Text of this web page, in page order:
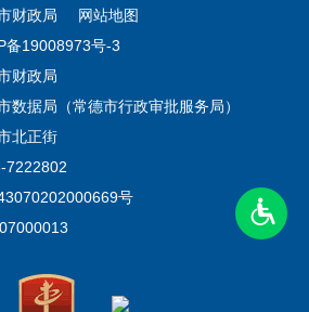
财政局
网站地图
备19008973号-3
财政局
数据局（常德市行政审批服务局）
北正街
7222802
号